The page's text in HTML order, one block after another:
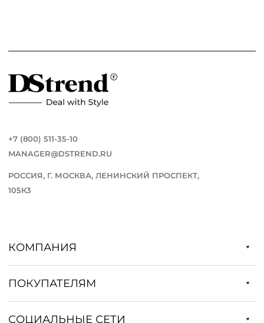
+7 (800) 511-35-10
MANAGER@DSTREND.RU
РОССИЯ, Г. МОСКВА, ЛЕНИНСКИЙ ПРОСПЕКТ,
105К3
КОМПАНИЯ
ПОКУПАТЕЛЯМ
СОЦИАЛЬНЫЕ СЕТИ